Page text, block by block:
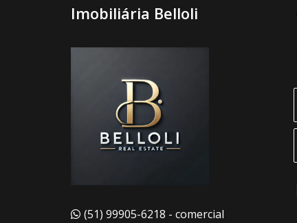
Imobiliária Belloli
(51) 99905-6218 - comercial